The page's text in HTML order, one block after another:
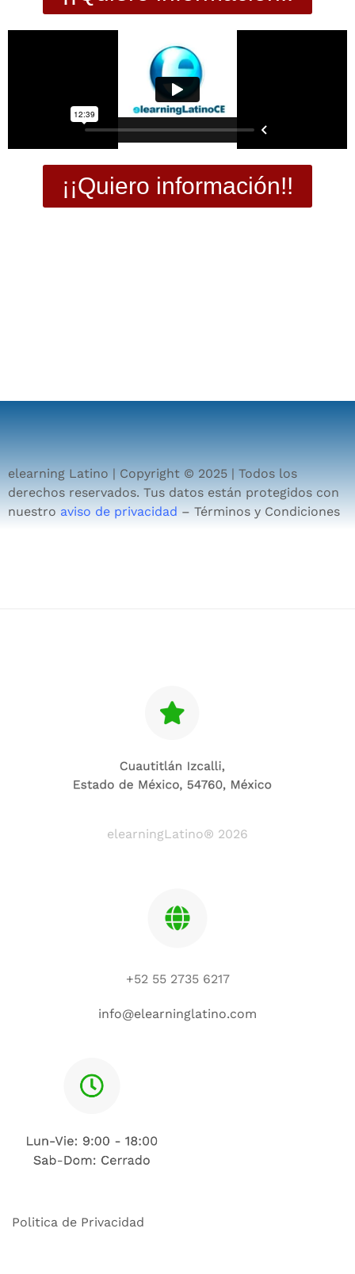
¡¡Quiero información!!
elearning Latino | Copyright © 2025 | Todos los
derechos reservados. Tus datos están protegidos con
nuestro aviso de privacidad – Términos y Condiciones
elearningLatino® 2026
+52 55 2735 6217
info@elearninglatino.com
Politica de Privacidad